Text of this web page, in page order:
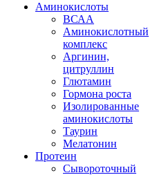
Аминокислоты
ВСАА
Аминокислотный
комплекс
Аргинин,
цитруллин
Глютамин
Гормона роста
Изолированные
аминокислоты
Таурин
Мелатонин
Протеин
Сывороточный